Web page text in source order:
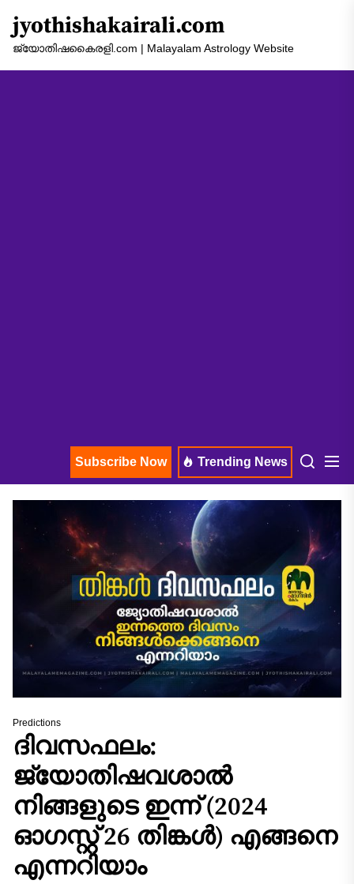
the
jyothishakairali.com
ജ്യോതിഷകൈരളി.com | Malayalam Astrology Website
Subscribe Now Trending News
Predictions
ദിവസഫലം:
ജ്യോതിഷവശാൽ
നിങ്ങളുടെ ഇന്ന്‌ (2024
ഓഗസ്റ്റ് 26 തിങ്കൾ) എങ്ങനെ
എന്നറിയാം